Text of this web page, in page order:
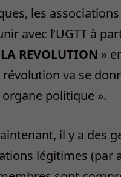
les
avec l’UGTT à
REVOLUTION »
révolution va se
politique ».
il y a des
légitimes (par